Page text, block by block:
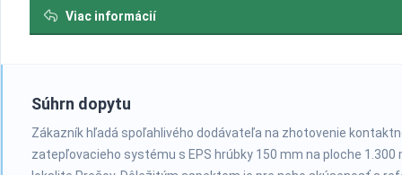
Viac informácií
Súhrn dopytu
Zákazník hľadá spoľahlivého dodávateľa na zhotovenie
zatepľovacieho systému s EPS hrúbky 150 mm na ploche 1.300